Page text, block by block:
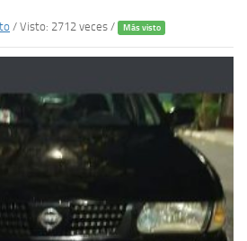
/ Visto: 2712 veces / Más visto